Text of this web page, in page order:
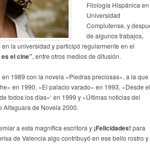
Filología Hispánica
Universidad
Complutense, y
de algunos trabajos,
la universidad y participó regularmente en el
el cine”, entre otros medios de difusión.
1989 con la novela «Piedras preciosas», a la que
en 1990, «El palacio varado» en 1993, «Desde el
todos los días»‘ en 1999 y «Últimas noticias del
Alfaguara de Novela 2000.
a esta magnífica escritora y ¡Felicidades! para
de Valencia algo contribuyó en ese bello rostro y